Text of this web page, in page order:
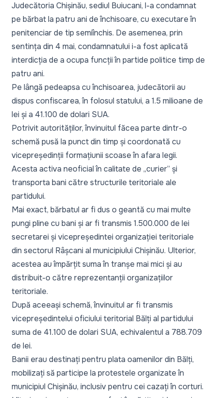
Judecătoria Chișinău, sediul Buiucani, l-a condamnat
pe bărbat la patru ani de închisoare, cu executare în
penitenciar de tip semiînchis. De asemenea, prin
sentința din 4 mai, condamnatului i-a fost aplicată
interdicția de a ocupa funcții în partide politice timp de
patru ani.
Pe lângă pedeapsa cu închisoarea, judecătorii au
dispus confiscarea, în folosul statului, a 1.5 milioane de
lei și a 41.100 de dolari SUA.
Potrivit autorităților, învinuitul făcea parte dintr-o
schemă pusă la punct din timp și coordonată cu
vicepreședinții formațiunii scoase în afara legii.
Acesta activa neoficial în calitate de „curier” și
transporta bani către structurile teritoriale ale
partidului.
Mai exact, bărbatul ar fi dus o geantă cu mai multe
pungi pline cu bani și ar fi transmis 1.500.000 de lei
secretarei și vicepreședintei organizației teritoriale
din sectorul Râșcani al municipiului Chișinău. Ulterior,
acestea au împărțit suma în tranșe mai mici și au
distribuit-o către reprezentanții organizațiilor
teritoriale.
După aceeași schemă, învinuitul ar fi transmis
vicepreședintelui oficiului teritorial Bălți al partidului
suma de 41.100 de dolari SUA, echivalentul a 788.709
de lei.
Banii erau destinați pentru plata oamenilor din Bălți,
mobilizați să participe la protestele organizate în
municipiul Chișinău, inclusiv pentru cei cazați în corturi.